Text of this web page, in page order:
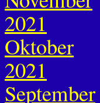
2021
Oktober
2021
September